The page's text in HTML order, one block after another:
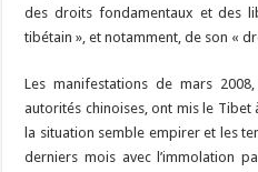
des droits fondamentaux et des
tibétain », et notamment, de son «
Les manifestations de mars
autorités chinoises, ont mis le Tibet
la situation semble empirer et les
derniers mois avec l’immolation